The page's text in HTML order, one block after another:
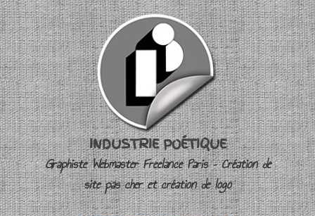
INDUSTRIE POÉTIQUE
Graphiste Webmaster Freelance Paris – Création de
site pas cher et création de logo